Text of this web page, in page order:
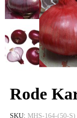
Rode
SKU MHS-164-(50-S)